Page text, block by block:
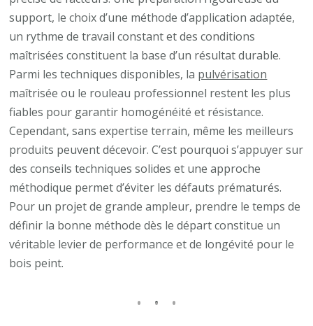
support, le choix d’une méthode d’application adaptée,
un rythme de travail constant et des conditions
maîtrisées constituent la base d’un résultat durable.
Parmi les techniques disponibles, la pulvérisation
maîtrisée ou le rouleau professionnel restent les plus
fiables pour garantir homogénéité et résistance.
Cependant, sans expertise terrain, même les meilleurs
produits peuvent décevoir. C’est pourquoi s’appuyer sur
des conseils techniques solides et une approche
méthodique permet d’éviter les défauts prématurés.
Pour un projet de grande ampleur, prendre le temps de
définir la bonne méthode dès le départ constitue un
véritable levier de performance et de longévité pour le
bois peint.